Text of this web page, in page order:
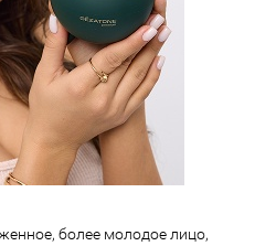
более молодое лицо,